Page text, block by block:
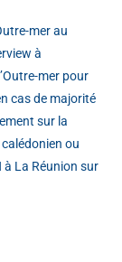
mer au
à
mer pour
cas de majorité
sur la
ou
à La Réunion sur